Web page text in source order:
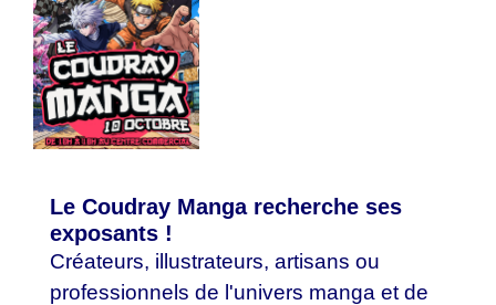
Le Coudray Manga recherche ses
exposants !
Créateurs, illustrateurs, artisans ou
professionnels de l'univers manga et de